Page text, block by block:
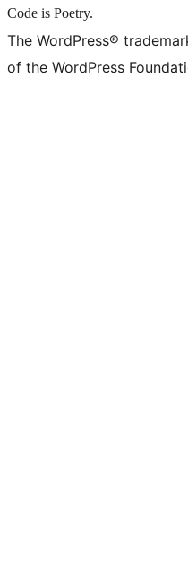
Code is Poetry.
The WordPress®
of the WordPress